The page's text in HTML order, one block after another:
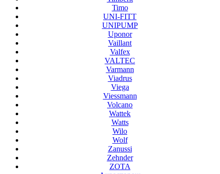
Timo
UNI-FITT
UNIPUMP
Uponor
Vaillant
Valfex
VALTEC
Varmann
Viadrus
Viega
Viessmann
Volcano
Wattek
Watts
Wilo
Wolf
Zanussi
Zehnder
ZOTA